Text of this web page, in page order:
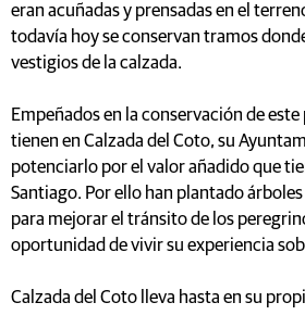
eran acuñadas y prensadas en el
todavía hoy se conservan tramos
vestigios de la calzada.
Empeñados en la conservación de
tienen en Calzada del Coto, su
potenciarlo por el valor añadido que
Santiago. Por ello han plantado
para mejorar el tránsito de los
oportunidad de vivir su experiencia
Calzada del Coto lleva hasta en su